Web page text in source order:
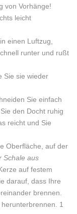
von Vorhänge!
leicht
einen Luftzug,
runter und rußt
Sie sie wieder
Sie einfach
den Docht ruhig
reicht und Sie
Oberfläche, auf der
Schale aus
auf festem
darauf, dass Ihre
brennen.
1